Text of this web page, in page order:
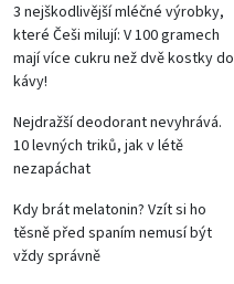
3 nejškodlivější mléčné výrobky,
které Češi milují: V 100 gramech
mají více cukru než dvě kostky do
kávy!
Nejdražší deodorant nevyhrává.
10 levných triků, jak v létě
nezapáchat
Kdy brát melatonin? Vzít si ho
těsně před spaním nemusí být
vždy správně